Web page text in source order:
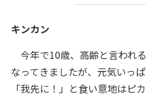
キンカン
今年で10歳、高齢と言われ
なってきましたが、元気いっ
「我先に！」と食い意地はピ